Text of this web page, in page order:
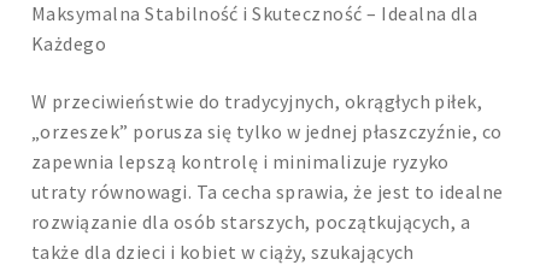
Maksymalna Stabilność i Skuteczność – Idealna dla
Każdego
W przeciwieństwie do tradycyjnych, okrągłych piłek,
„orzeszek” porusza się tylko w jednej płaszczyźnie, co
zapewnia lepszą kontrolę i minimalizuje ryzyko
utraty równowagi. Ta cecha sprawia, że jest to idealne
rozwiązanie dla osób starszych, początkujących, a
także dla dzieci i kobiet w ciąży, szukających